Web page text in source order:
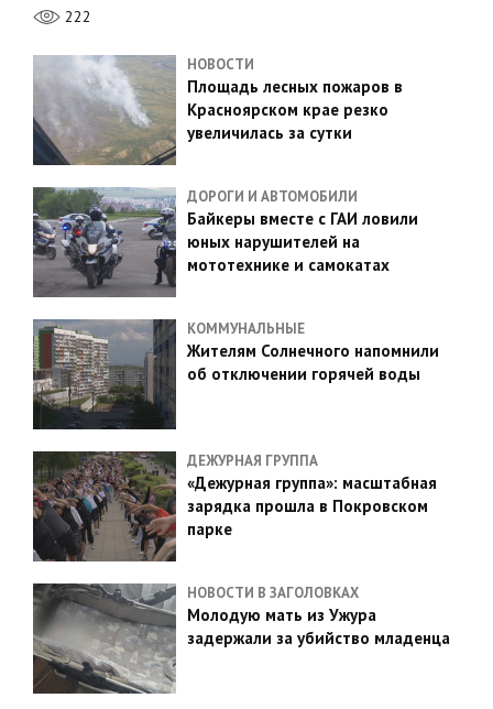
222
НОВОСТИ
Площадь лесных пожаров в
Красноярском крае резко
увеличилась за сутки
ДОРОГИ И АВТОМОБИЛИ
Байкеры вместе с ГАИ ловили
юных нарушителей на
мототехнике и самокатах
КОММУНАЛЬНЫЕ
Жителям Солнечного напомнили
об отключении горячей воды
ДЕЖУРНАЯ ГРУППА
«Дежурная группа»: масштабная
зарядка прошла в Покровском
парке
НОВОСТИ В ЗАГОЛОВКАХ
Молодую мать из Ужура
задержали за убийство младенца